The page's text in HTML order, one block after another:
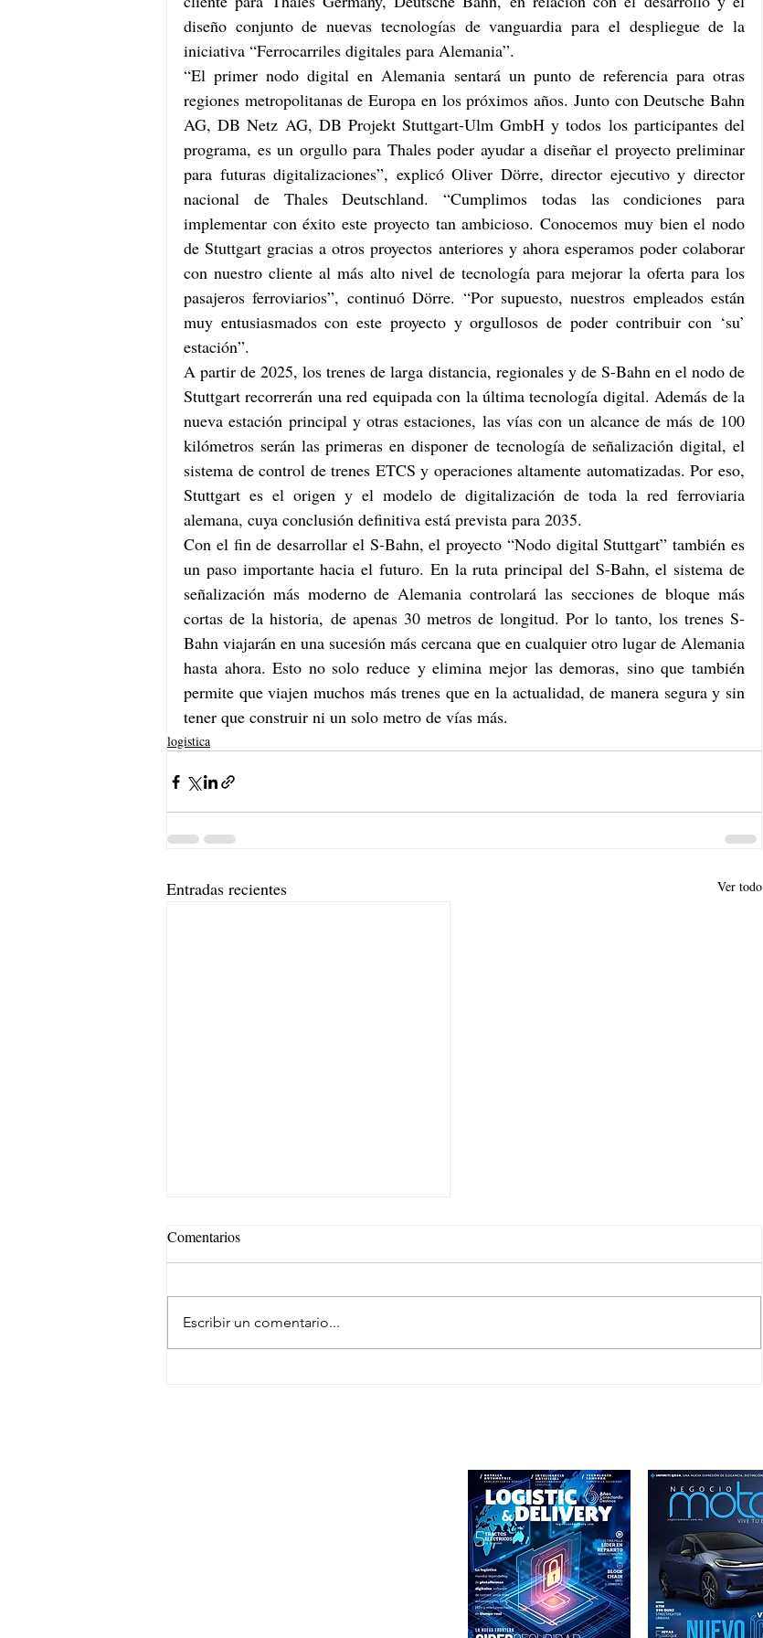
diseño conjunto de nuevas tecnologías de vanguardia para el despliegue de la
iniciativa “Ferrocarriles digitales para Alemania”.
“El primer nodo digital en Alemania sentará un punto de referencia para otras
regiones metropolitanas de Europa en los próximos años. Junto con Deutsche Bahn
AG, DB Netz AG, DB Projekt Stuttgart-Ulm GmbH y todos los participantes del
programa, es un orgullo para Thales poder ayudar a diseñar el proyecto preliminar
para futuras digitalizaciones”, explicó Oliver Dörre, director ejecutivo y director
nacional de Thales Deutschland. “Cumplimos todas las condiciones para
implementar con éxito este proyecto tan ambicioso. Conocemos muy bien el nodo
de Stuttgart gracias a otros proyectos anteriores y ahora esperamos poder colaborar
con nuestro cliente al más alto nivel de tecnología para mejorar la oferta para los
pasajeros ferroviarios”, continuó Dörre. “Por supuesto, nuestros empleados están
muy entusiasmados con este proyecto y orgullosos de poder contribuir con ‘su’
estación”.
A partir de 2025, los trenes de larga distancia, regionales y de S-Bahn en el nodo de
Stuttgart recorrerán una red equipada con la última tecnología digital. Además de la
nueva estación principal y otras estaciones, las vías con un alcance de más de 100
kilómetros serán las primeras en disponer de tecnología de señalización digital, el
sistema de control de trenes ETCS y operaciones altamente automatizadas. Por eso,
Stuttgart es el origen y el modelo de digitalización de toda la red ferroviaria
alemana, cuya conclusión definitiva está prevista para 2035.
Con el fin de desarrollar el S-Bahn, el proyecto “Nodo digital Stuttgart” también es
un paso importante hacia el futuro. En la ruta principal del S-Bahn, el sistema de
señalización más moderno de Alemania controlará las secciones de bloque más
cortas de la historia, de apenas 30 metros de longitud. Por lo tanto, los trenes S-
Bahn viajarán en una sucesión más cercana que en cualquier otro lugar de Alemania
hasta ahora. Esto no solo reduce y elimina mejor las demoras, sino que también
permite que viajen muchos más trenes que en la actualidad, de manera segura y sin
tener que construir ni un solo metro de vías más.
logistica
Entradas recientes Ver todo
Comentarios
Escribir un comentario...